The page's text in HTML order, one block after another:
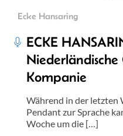
Ecke Hansaring
ECKE
Kompanie
Während in der letzten
Pendant zur Sprache
Woche um die […]